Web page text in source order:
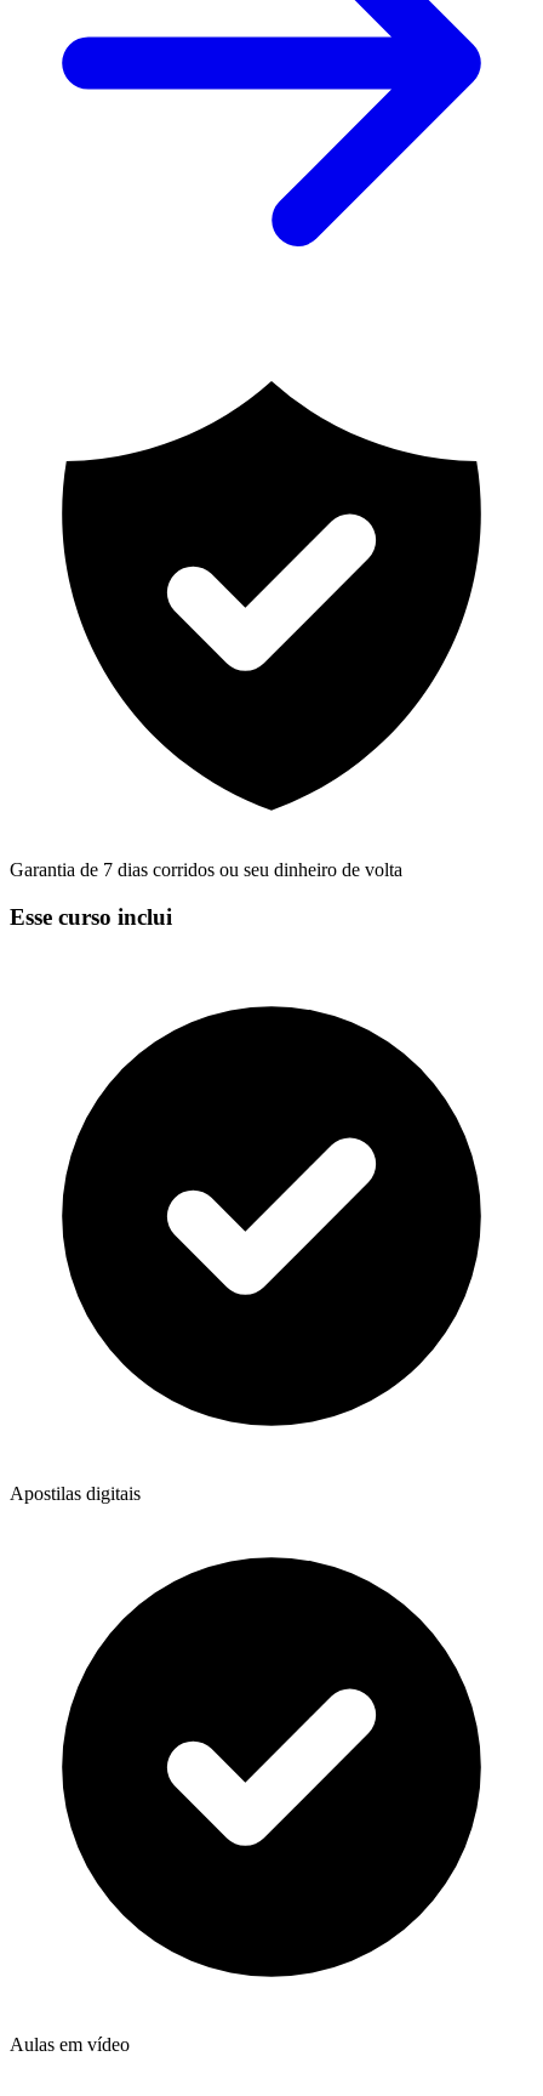
Garantia de 7 dias corridos ou seu dinheiro de volta
Esse curso inclui
Apostilas digitais
Aulas em vídeo